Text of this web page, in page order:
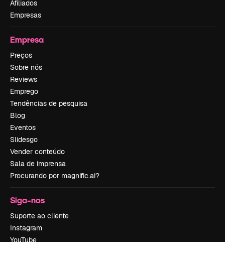
Afiliados
Empresas
Empresa
Preços
Sobre nós
Reviews
Emprego
Tendências de pesquisa
Blog
Eventos
Slidesgo
Vender conteúdo
Sala de imprensa
Procurando por magnific.ai?
Siga-nos
Suporte ao cliente
Instagram
YouTube